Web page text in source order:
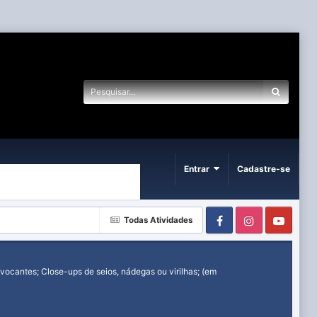
Entrar Cadastre-se
Todas Atividades FacebookInstagram
Close-ups de seios, nádegas ou virilhas; (em